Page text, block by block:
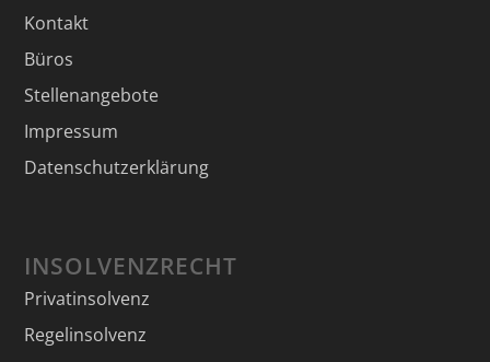
Kontakt
Büros
Stellenangebote
Impressum
Datenschutzerklärung
INSOLVENZRECHT
Privatinsolvenz
Regelinsolvenz